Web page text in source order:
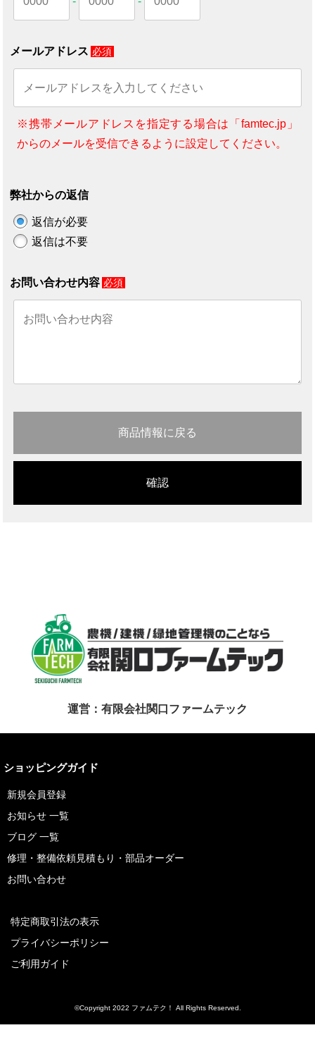
メールアドレス 必須
※携帯メールアドレスを指定する場合は「famtec.jp」
からのメールを受信できるように設定してください。
弊社からの返信
返信が必要
返信は不要
お問い合わせ内容 必須
商品情報に戻る
運営：有限会社関口ファームテック
ショッピングガイド
新規会員登録
お知らせ 一覧
ブログ 一覧
修理・整備依頼見積もり・部品オーダー
お問い合わせ
特定商取引法の表示
プライバシーポリシー
ご利用ガイド
©Copyright 2022 ファムテク！ All Rights Reserved.